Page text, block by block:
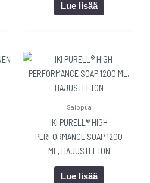
Lue lisää
Saippua
IKI PURELL® HIGH
PERFORMANCE SOAP 1200
ML, HAJUSTEETON
Lue lisää